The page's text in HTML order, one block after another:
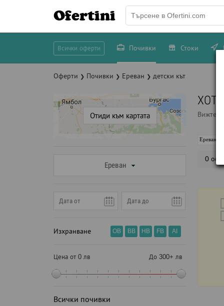
Ofertini
Всички оферти Почивки Стоки
Оферти ❯ Почивки ❯ Ереван ❯ детски кът
Отиди към картата
Ереван
Изхранване OB BB HB FB AI
Цена от 0 лв До 300+ лв
Всички почивки
Вижте
Ереван
0